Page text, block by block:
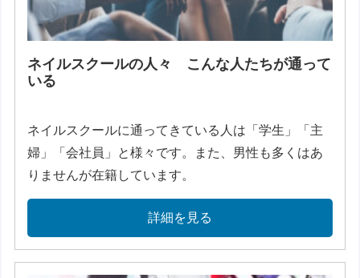
ネイルスクールの人々 こんな人たちが通って
いる
ネイルスクールに通ってきている人は「学生」「主
婦」「会社員」と様々です。また、男性も多くはあ
りませんが在籍しています。
詳細を見る